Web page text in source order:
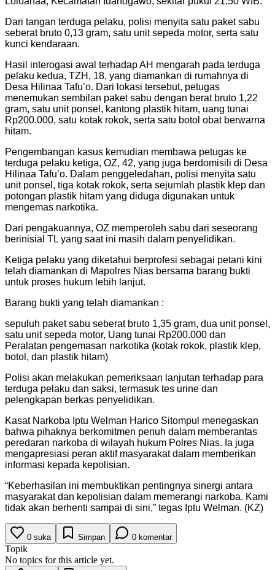
Dari tangan terduga pelaku, polisi menyita satu paket sabu
seberat bruto 0,13 gram, satu unit sepeda motor, serta satu
kunci kendaraan.
Hasil interogasi awal terhadap AH mengarah pada terduga
pelaku kedua, TZH, 18, yang diamankan di rumahnya di
Desa Hilinaa Tafu’o. Dari lokasi tersebut, petugas
menemukan sembilan paket sabu dengan berat bruto 1,22
gram, satu unit ponsel, kantong plastik hitam, uang tunai
Rp200.000, satu kotak rokok, serta satu botol obat berwarna
hitam.
Pengembangan kasus kemudian membawa petugas ke
terduga pelaku ketiga, OZ, 42, yang juga berdomisili di Desa
Hilinaa Tafu’o. Dalam penggeledahan, polisi menyita satu
unit ponsel, tiga kotak rokok, serta sejumlah plastik klep dan
potongan plastik hitam yang diduga digunakan untuk
mengemas narkotika.
Dari pengakuannya, OZ memperoleh sabu dari seseorang
berinisial TL yang saat ini masih dalam penyelidikan.
Ketiga pelaku yang diketahui berprofesi sebagai petani kini
telah diamankan di Mapolres Nias bersama barang bukti
untuk proses hukum lebih lanjut.
Barang bukti yang telah diamankan :
sepuluh paket sabu seberat bruto 1,35 gram, dua unit ponsel,
satu unit sepeda motor, Uang tunai Rp200.000 dan
Peralatan pengemasan narkotika (kotak rokok, plastik klep,
botol, dan plastik hitam)
Polisi akan melakukan pemeriksaan lanjutan terhadap para
terduga pelaku dan saksi, termasuk tes urine dan
pelengkapan berkas penyelidikan.
Kasat Narkoba Iptu Welman Harico Sitompul menegaskan
bahwa pihaknya berkomitmen penuh dalam memberantas
peredaran narkoba di wilayah hukum Polres Nias. Ia juga
mengapresiasi peran aktif masyarakat dalam memberikan
informasi kepada kepolisian.
“Keberhasilan ini membuktikan pentingnya sinergi antara
masyarakat dan kepolisian dalam memerangi narkoba. Kami
tidak akan berhenti sampai di sini,” tegas Iptu Welman. (KZ)
0 suka Simpan 0 komentar
Topik
No topics for this article yet.